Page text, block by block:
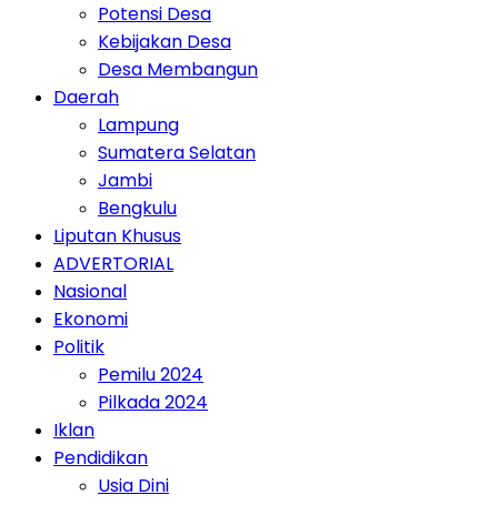
Potensi Desa
Kebijakan Desa
Desa Membangun
Daerah
Lampung
Sumatera Selatan
Jambi
Bengkulu
Liputan Khusus
ADVERTORIAL
Nasional
Ekonomi
Politik
Pemilu 2024
Pilkada 2024
Iklan
Pendidikan
Usia Dini